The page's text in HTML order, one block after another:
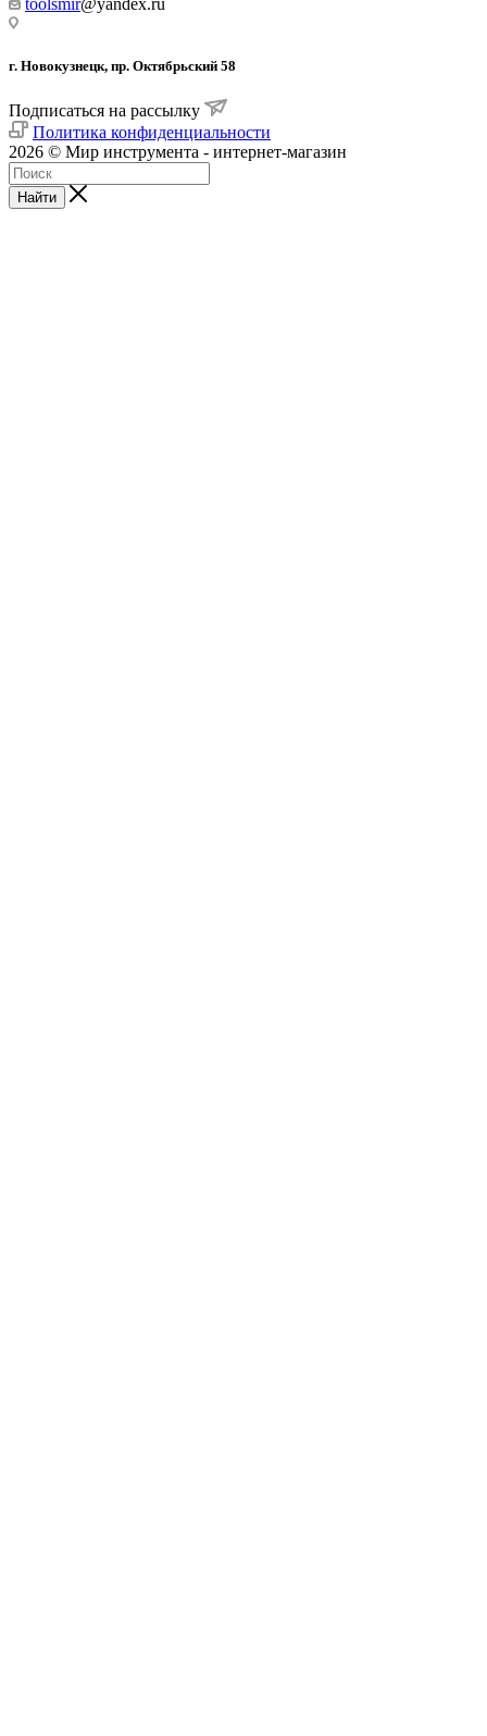
г. Новокузнецк, пр. Октябрьский 58
Подписаться на рассылку
Политика конфиденциальности
2026 © Мир инструмента - интернет-магазин
Найти